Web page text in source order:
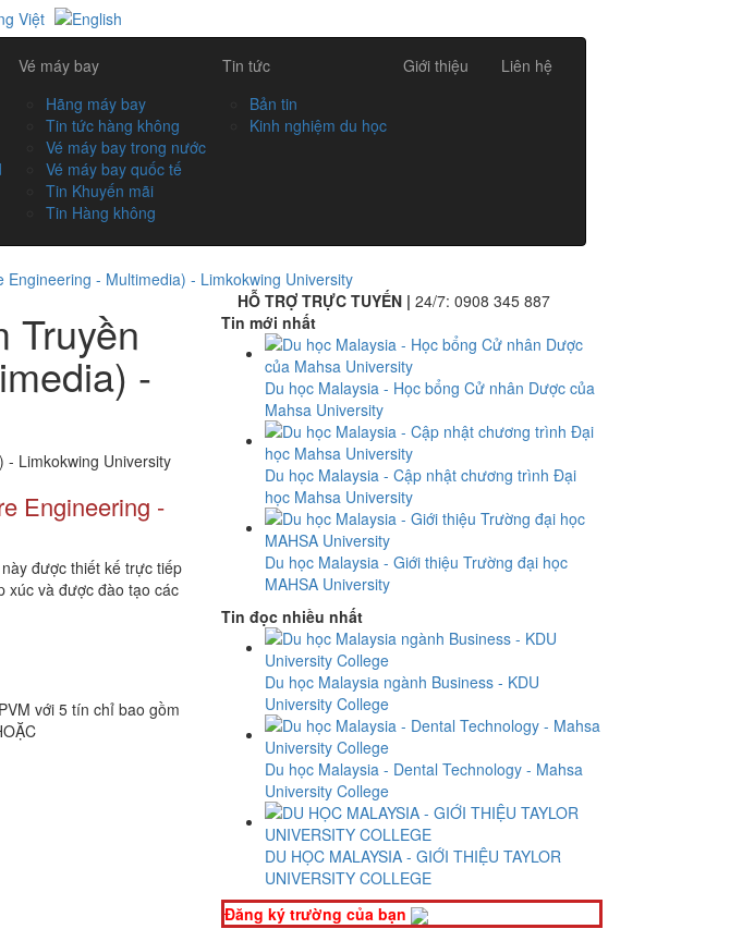
Vé máy bay
Hãng máy bay
Tin tức hàng không
Vé máy bay trong nước
Vé máy bay quốc tế
Tin Khuyến mãi
Tin Hàng không
Tin tức
Bản tin
Kinh nghiệm du học
Giới thiệu Liên hệ
- Multimedia) - Limkokwing University
Truyền
-
Engineering -
được thiết kế trực tiếp
xúc và được đào tạo các
với 5 tín chỉ bao gồm
HỖ TRỢ TRỰC TUYẾN | 24/7: 0908 345 887
Tin mới nhất
Du học Malaysia - Học bổng Cử nhân Dược của
Mahsa University
Du học Malaysia - Cập nhật chương trình Đại
học Mahsa University
Du học Malaysia - Giới thiệu Trường đại học
MAHSA University
Tin đọc nhiều nhất
Du học Malaysia ngành Business - KDU
University College
Du học Malaysia - Dental Technology - Mahsa
University College
DU HỌC MALAYSIA - GIỚI THIỆU TAYLOR
UNIVERSITY COLLEGE
Đăng ký trường của bạn